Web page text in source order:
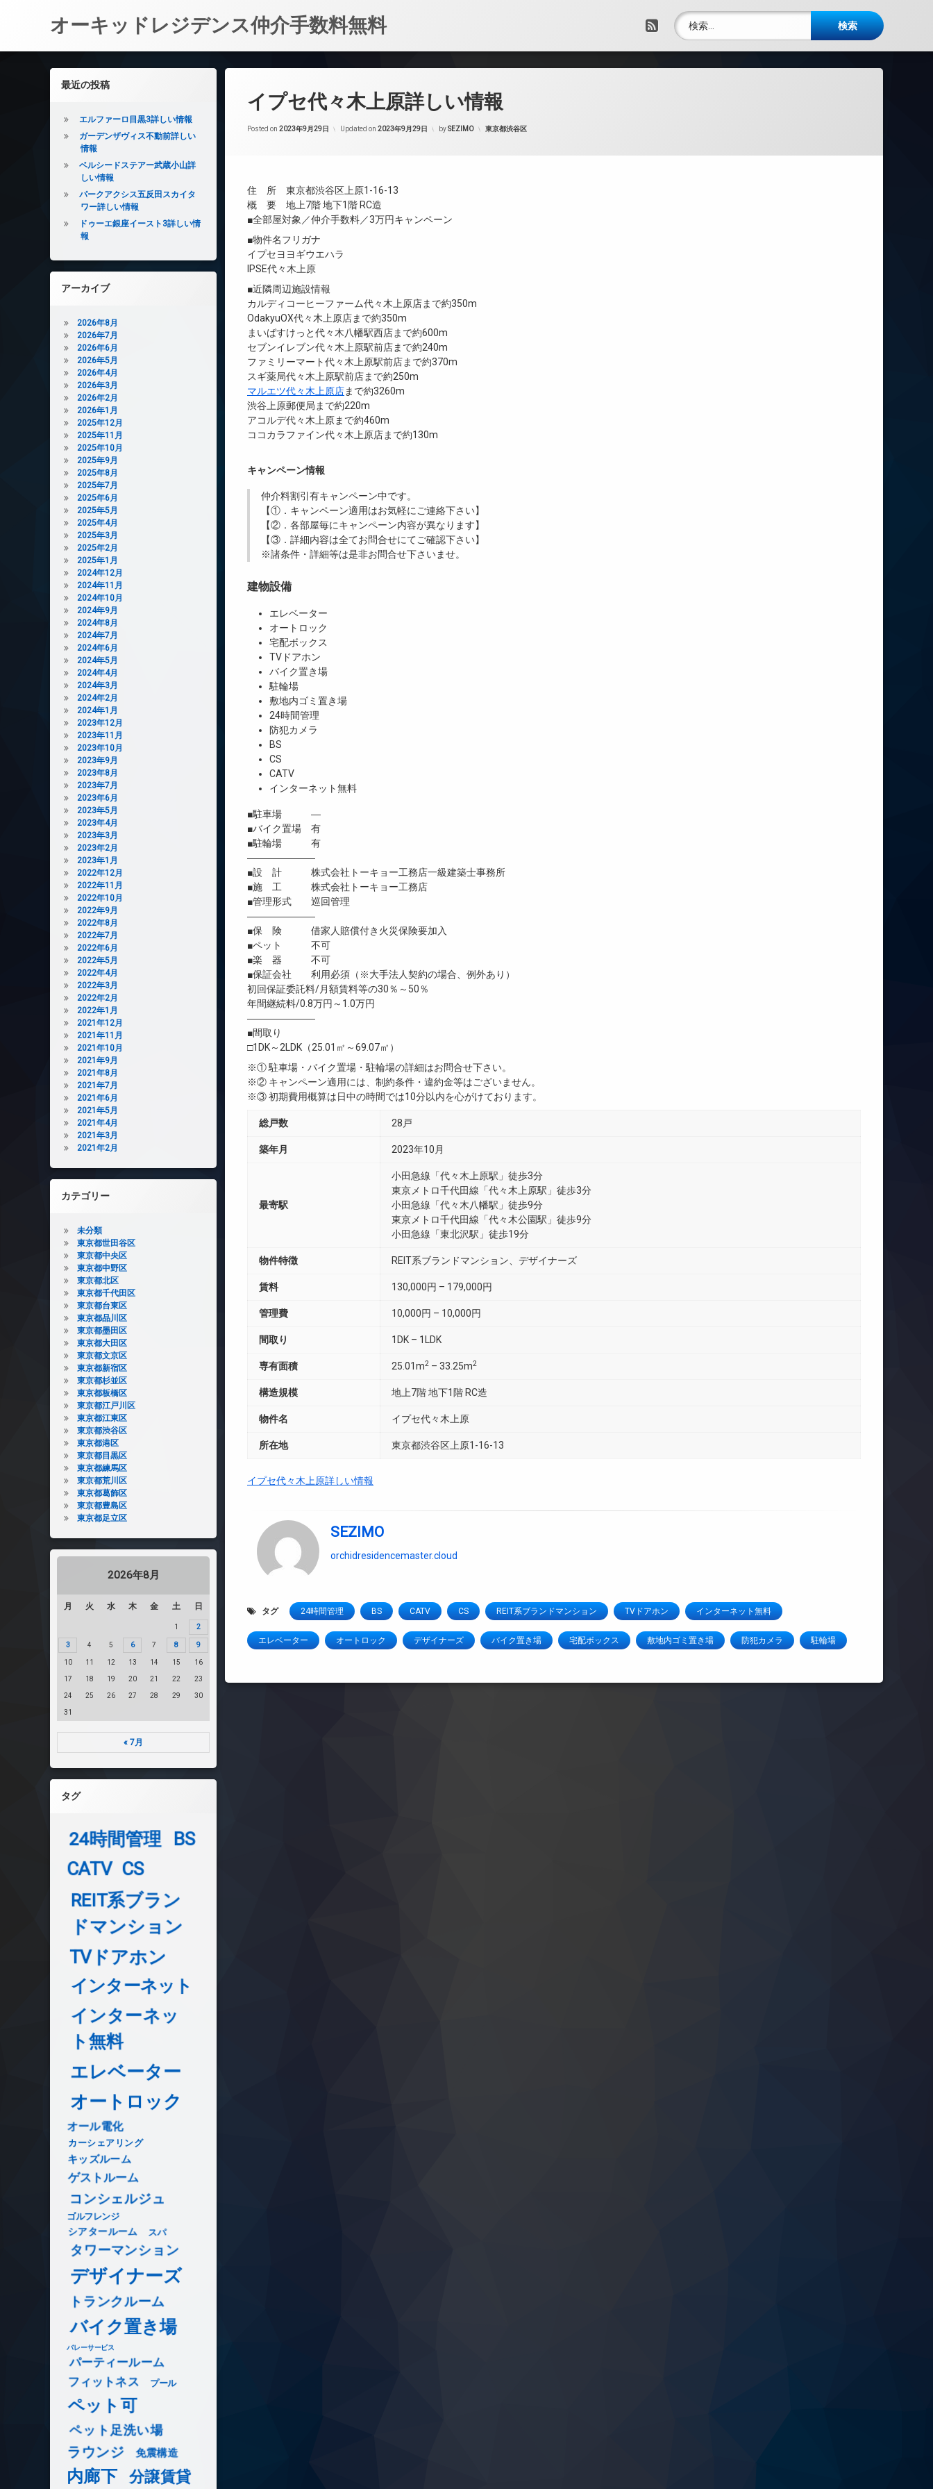
オーキッドレジデンス仲介手数料無料 RSS
検索:
イプセ代々木上原詳しい情報
Posted on 2023年9月29日 Updated on 2023年9月29日 bySEZIMO カテゴリー:
東京都渋谷区
住 所 東京都渋谷区上原1-16-13
概 要 地上7階 地下1階 RC造
■全部屋対象／仲介手数料／3万円キャンペーン
■物件名フリガナ
イプセヨヨギウエハラ
IPSE代々木上原
■近隣周辺施設情報
カルディコーヒーファーム代々木上原店まで約350m
OdakyuOX代々木上原店まで約350m
まいばすけっと代々木八幡駅西店まで約600m
セブンイレブン代々木上原駅前店まで約240m
ファミリーマート代々木上原駅前店まで約370m
スギ薬局代々木上原駅前店まで約250m
マルエツ代々木上原店まで約3260m
渋谷上原郵便局まで約220m
アコルデ代々木上原まで約460m
ココカラファイン代々木上原店まで約130m
キャンペーン情報
仲介料割引有キャンペーン中です。
【①．キャンペーン適用はお気軽にご連絡下さい】
【②．各部屋毎にキャンペーン内容が異なります】
【③．詳細内容は全てお問合せにてご確認下さい】
※諸条件・詳細等は是非お問合せ下さいませ。
建物設備
エレベーター
オートロック
宅配ボックス
TVドアホン
バイク置き場
駐輪場
敷地内ゴミ置き場
24時間管理
防犯カメラ
BS
CS
CATV
インターネット無料
■駐車場 ―
■バイク置場 有
■駐輪場 有
―――――――
■設 計 株式会社トーキョー工務店一級建築士事務所
■施 工 株式会社トーキョー工務店
■管理形式 巡回管理
―――――――
■保 険 借家人賠償付き火災保険要加入
■ペット 不可
■楽 器 不可
■保証会社 利用必須（※大手法人契約の場合、例外あり）
初回保証委託料/月額賃料等の30％～50％
年間継続料/0.8万円～1.0万円
―――――――
■間取り
□1DK～2LDK（25.01㎡～69.07㎡）
※① 駐車場・バイク置場・駐輪場の詳細はお問合せ下さい。
※② キャンペーン適用には、制約条件・違約金等はございません。
※③ 初期費用概算は日中の時間では10分以内を心がけております。
総戸数 28戸
築年月 2023年10月
最寄駅
小田急線「代々木上原駅」徒歩3分
東京メトロ千代田線「代々木上原駅」徒歩3分
小田急線「代々木八幡駅」徒歩9分
東京メトロ千代田線「代々木公園駅」徒歩9分
小田急線「東北沢駅」徒歩19分
物件特徴 REIT系ブランドマンション、デザイナーズ
賃料 130,000円 – 179,000円
管理費 10,000円 – 10,000円
間取り 1DK – 1LDK
専有面積 25.01m2 – 33.25m2
構造規模 地上7階 地下1階 RC造
物件名 イプセ代々木上原
所在地 東京都渋谷区上原1-16-13
イプセ代々木上原詳しい情報
SEZIMO
orchidresidencemaster.cloud
タグ 24時間管理 BS CATV CS REIT系ブランドマンション TVドアホン インターネット無料
エレベーター オートロック デザイナーズ バイク置き場 宅配ボックス 敷地内ゴミ置き場 防犯カメラ 駐輪場
左サイドバー
最近の投稿
エルファーロ目黒3詳しい情報
ガーデンザヴィス不動前詳しい
情報
ベルシードステアー武蔵小山詳
しい情報
パークアクシス五反田スカイタ
ワー詳しい情報
ドゥーエ銀座イースト3詳しい情
報
アーカイブ
2026年8月
2026年7月
2026年6月
2026年5月
2026年4月
2026年3月
2026年2月
2026年1月
2025年12月
2025年11月
2025年10月
2025年9月
2025年8月
2025年7月
2025年6月
2025年5月
2025年4月
2025年3月
2025年2月
2025年1月
2024年12月
2024年11月
2024年10月
2024年9月
2024年8月
2024年7月
2024年6月
2024年5月
2024年4月
2024年3月
2024年2月
2024年1月
2023年12月
2023年11月
2023年10月
2023年9月
2023年8月
2023年7月
2023年6月
2023年5月
2023年4月
2023年3月
2023年2月
2023年1月
2022年12月
2022年11月
2022年10月
2022年9月
2022年8月
2022年7月
2022年6月
2022年5月
2022年4月
2022年3月
2022年2月
2022年1月
2021年12月
2021年11月
2021年10月
2021年9月
2021年8月
2021年7月
2021年6月
2021年5月
2021年4月
2021年3月
2021年2月
カテゴリー
未分類
東京都世田谷区
東京都中央区
東京都中野区
東京都北区
東京都千代田区
東京都台東区
東京都品川区
東京都墨田区
東京都大田区
東京都文京区
東京都新宿区
東京都杉並区
東京都板橋区
東京都江戸川区
東京都江東区
東京都渋谷区
東京都港区
東京都目黒区
東京都練馬区
東京都荒川区
東京都葛飾区
東京都豊島区
東京都足立区
2026年8月
月 火 水 木 金 土 日
1 2
3 4 5 6 7 8 9
10 11 12 13 14 15 16
17 18 19 20 21 22 23
24 25 26 27 28 29 30
31
« 7月
タグ
24時間管理
BS
CATV CS
REIT系ブラン
ドマンション
TVドアホン
インターネット
インターネッ
ト無料
エレベーター
オートロック
オール電化
カーシェアリング
キッズルーム
ゲストルーム
コンシェルジュ
ゴルフレンジ
シアタールーム スパ
タワーマンション
デザイナーズ
トランクルーム
バイク置き場
バレーサービス
パーティールーム
フィットネス プール
ペット可
ペット足洗い場
ラウンジ 免震構造
内廊下 分譲賃貸